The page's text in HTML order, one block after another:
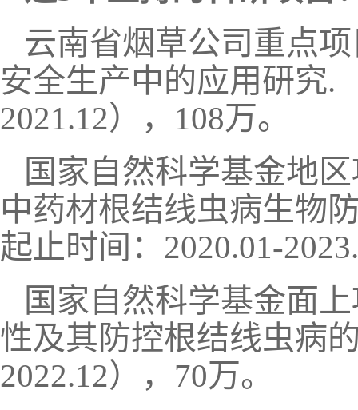
云南省烟草公司重点
安全生产中的应用研究.
2021.12），108万。
国家自然科学基金地
中药材根结线虫病生物
起止时间：2020.01-
国家自然科学基金面
性及其防控根结线虫病
2022.12），70万。